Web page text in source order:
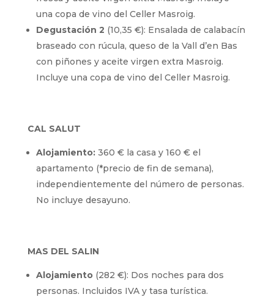
una copa de vino del Celler Masroig.
Degustación 2 (10,35 €): Ensalada de calabacín
braseado con rúcula, queso de la Vall d’en Bas
con piñones y aceite virgen extra Masroig.
Incluye una copa de vino del Celler Masroig.
CAL SALUT
Alojamiento:360 € la casa y 160 € el
apartamento (*precio de fin de semana),
independientemente del número de personas.
No incluye desayuno.
MAS DEL SALIN
Alojamiento(282 €): Dos noches para dos
personas. Incluidos IVA y tasa turística.